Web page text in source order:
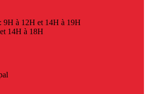
9H à 12H et 14H à 19H
14H à 18H